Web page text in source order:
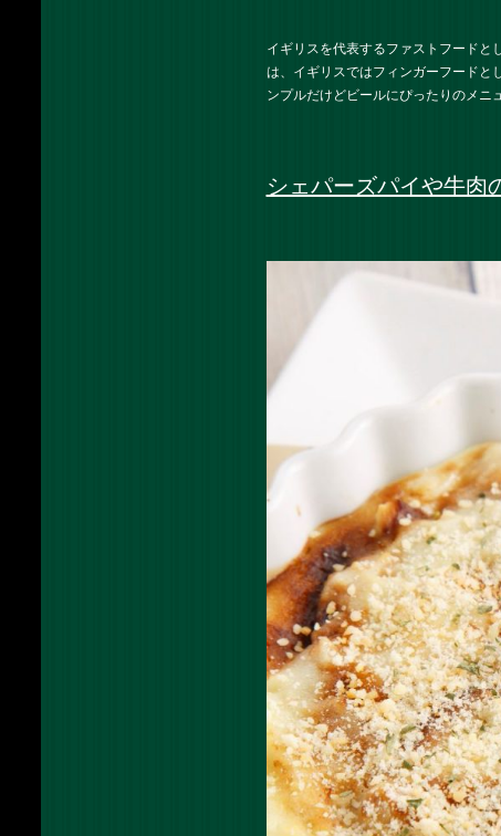
イギリスを代表するファストフードと
は、イギリスではフィンガーフードと
ンプルだけどビールにぴったりのメニ
シェパーズパイや牛肉